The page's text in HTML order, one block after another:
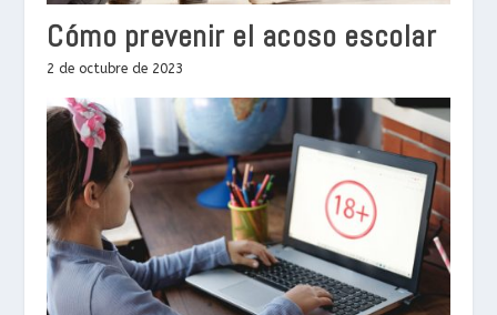
Cómo prevenir el acoso escolar
2 de octubre de 2023